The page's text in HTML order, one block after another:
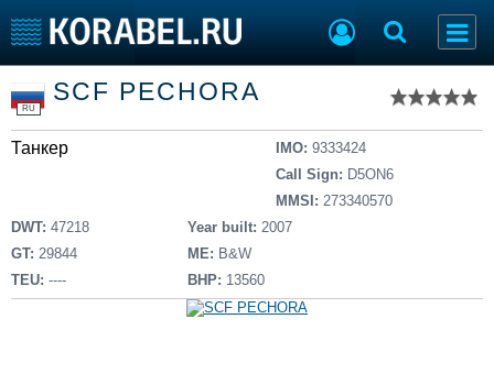
Тип судна
Добавить судно
Добавить проект
Последние 100
Пульс
Новости
Компании
Репутация
Торговая площадка
Доска объявлений
Продажа флота
Оборудование
Изделия
RU
SCF PECHORA
Танкер IMO: 9333424
Call Sign: D5ON6
MMSI: 273340570
DWT: 47218
GT: 29844
TEU: ----
Year built: 2007
ME: B&W
BHP: 13560